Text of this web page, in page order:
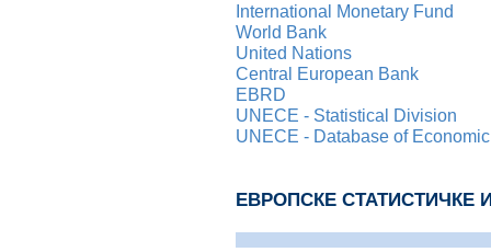
International Monetary Fund
World Bank
United Nations
Central European Bank
EBRD
UNECE - Statistical Division
UNECE - Database of
ЕВРОПСКЕ СТАТИСТИЧКЕ